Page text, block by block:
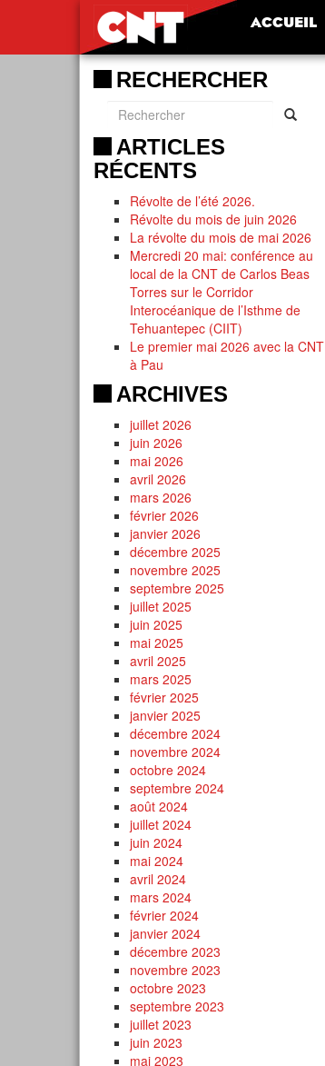
ACCUEIL
RECHERCHER
ARTICLES
RÉCENTS
Révolte de l’été 2026.
Révolte du mois de juin 2026
La révolte du mois de mai 2026
Mercredi 20 mai: conférence au
local de la CNT de Carlos Beas
Torres sur le Corridor
Interocéanique de l’Isthme de
Tehuantepec (CIIT)
Le premier mai 2026 avec la CNT
à Pau
ARCHIVES
juillet 2026
juin 2026
mai 2026
avril 2026
mars 2026
février 2026
janvier 2026
décembre 2025
novembre 2025
septembre 2025
juillet 2025
juin 2025
mai 2025
avril 2025
mars 2025
février 2025
janvier 2025
décembre 2024
novembre 2024
octobre 2024
septembre 2024
août 2024
juillet 2024
juin 2024
mai 2024
avril 2024
mars 2024
février 2024
janvier 2024
décembre 2023
novembre 2023
octobre 2023
septembre 2023
juillet 2023
juin 2023
mai 2023